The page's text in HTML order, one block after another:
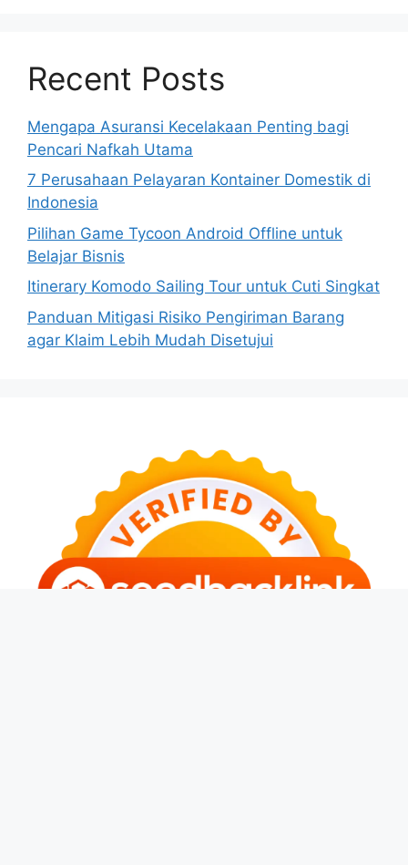
Recent Posts
Mengapa Asuransi Kecelakaan Penting bagi
Pencari Nafkah Utama
7 Perusahaan Pelayaran Kontainer Domestik di
Indonesia
Pilihan Game Tycoon Android Offline untuk
Belajar Bisnis
Itinerary Komodo Sailing Tour untuk Cuti Singkat
Panduan Mitigasi Risiko Pengiriman Barang
agar Klaim Lebih Mudah Disetujui